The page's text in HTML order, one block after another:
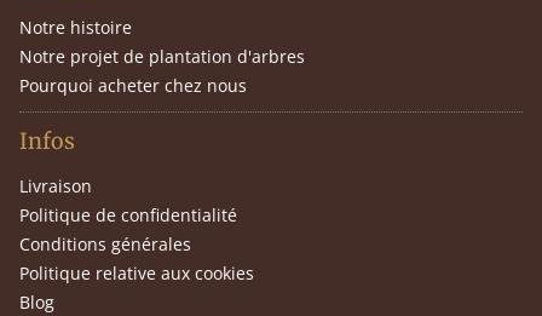
Notre histoire
Notre projet de plantation d'arbres
Pourquoi acheter chez nous
Infos
Livraison
Politique de confidentialité
Conditions générales
Politique relative aux cookies
Blog